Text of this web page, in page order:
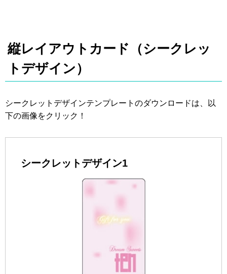
縦レイアウトカード（シークレッ
トデザイン）
シークレットデザインテンプレートのダウンロードは、以
下の画像をクリック！
シークレットデザイン1